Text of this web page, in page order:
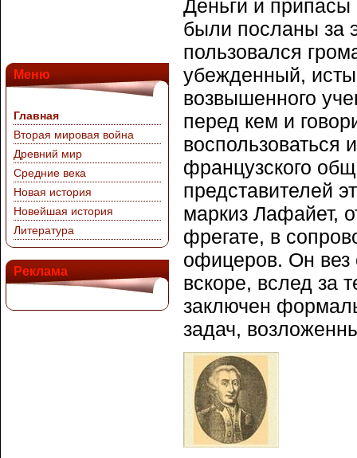
Меню
Главная
Вторая мировая война
Древний мир
Средние века
Новая история
Новейшая история
Литература
Реклама
Деньги и
были посланы за
пользовался
убежденный,
возвышенного
перед кем и
французского
представителей
маркиз Лафайет,
фрегате, в
офицеров. Он вез
вскоре, вслед за
заключен
задач,